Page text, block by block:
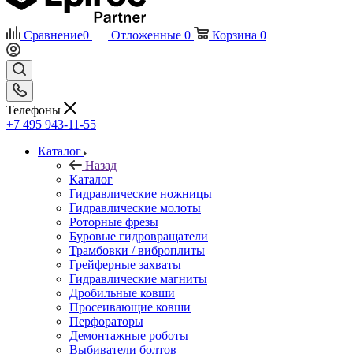
Сравнение0 Отложенные 0 Корзина 0
Телефоны
+7 495 943-11-55
Каталог
Назад
Каталог
Гидравлические ножницы
Гидравлические молоты
Роторные фрезы
Буровые гидровращатели
Трамбовки / виброплиты
Грейферные захваты
Гидравлические магниты
Дробильные ковши
Просеивающие ковши
Перфораторы
Демонтажные роботы
Выбиватели болтов